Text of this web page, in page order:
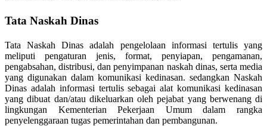
Tata Naskah Dinas
Tata Naskah Dinas adalah pengelolaan informasi tertulis yang
meliputi pengaturan jenis, format, penyiapan, pengamanan,
pengabsahan, distribusi, dan penyimpanan naskah dinas, serta media
yang digunakan dalam komunikasi kedinasan. sedangkan Naskah
Dinas adalah informasi tertulis sebagai alat komunikasi kedinasan
yang dibuat dan/atau dikeluarkan oleh pejabat yang berwenang di
lingkungan Kementerian Pekerjaan Umum dalam rangka
penyelenggaraan tugas pemerintahan dan pembangunan.